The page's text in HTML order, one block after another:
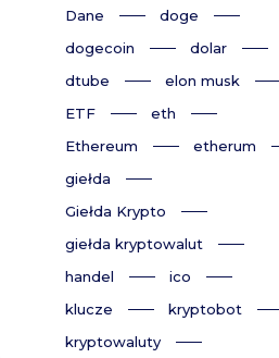
Dane
doge
dogecoin
dolar
dtube
elon musk
ETF
eth
Ethereum
etherum
giełda
Giełda Krypto
giełda kryptowalut
handel
ico
klucze
kryptobot
kryptowaluty